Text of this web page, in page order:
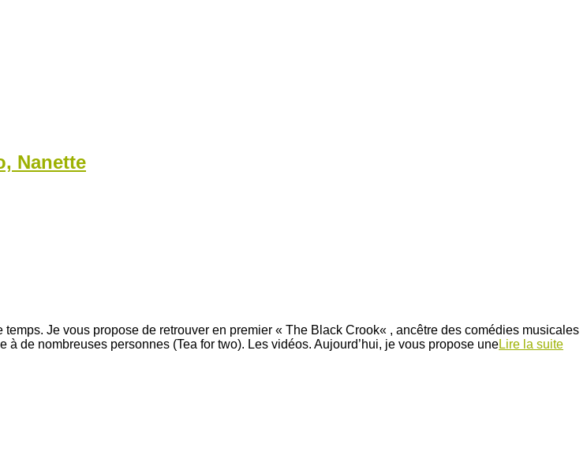
Nanette
Je vous propose de retrouver en premier « The Black Crook« , ancêtre des comédies musicales
de nombreuses personnes (Tea for two). Les vidéos. Aujourd’hui, je vous propose uneLire la suite